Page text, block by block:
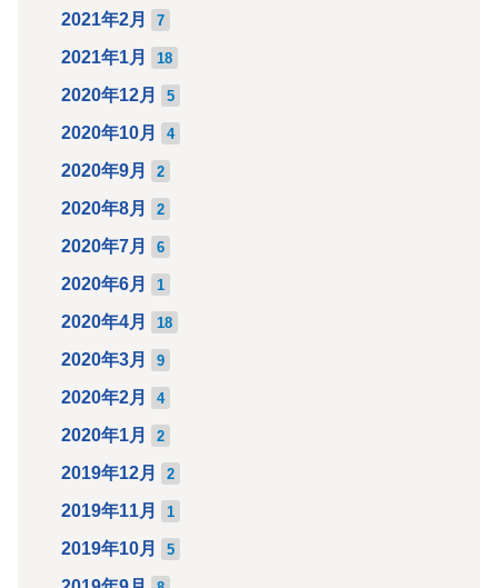
2021年2月 7
2021年1月 18
2020年12月 5
2020年10月 4
2020年9月 2
2020年8月 2
2020年7月 6
2020年6月 1
2020年4月 18
2020年3月 9
2020年2月 4
2020年1月 2
2019年12月 2
2019年11月 1
2019年10月 5